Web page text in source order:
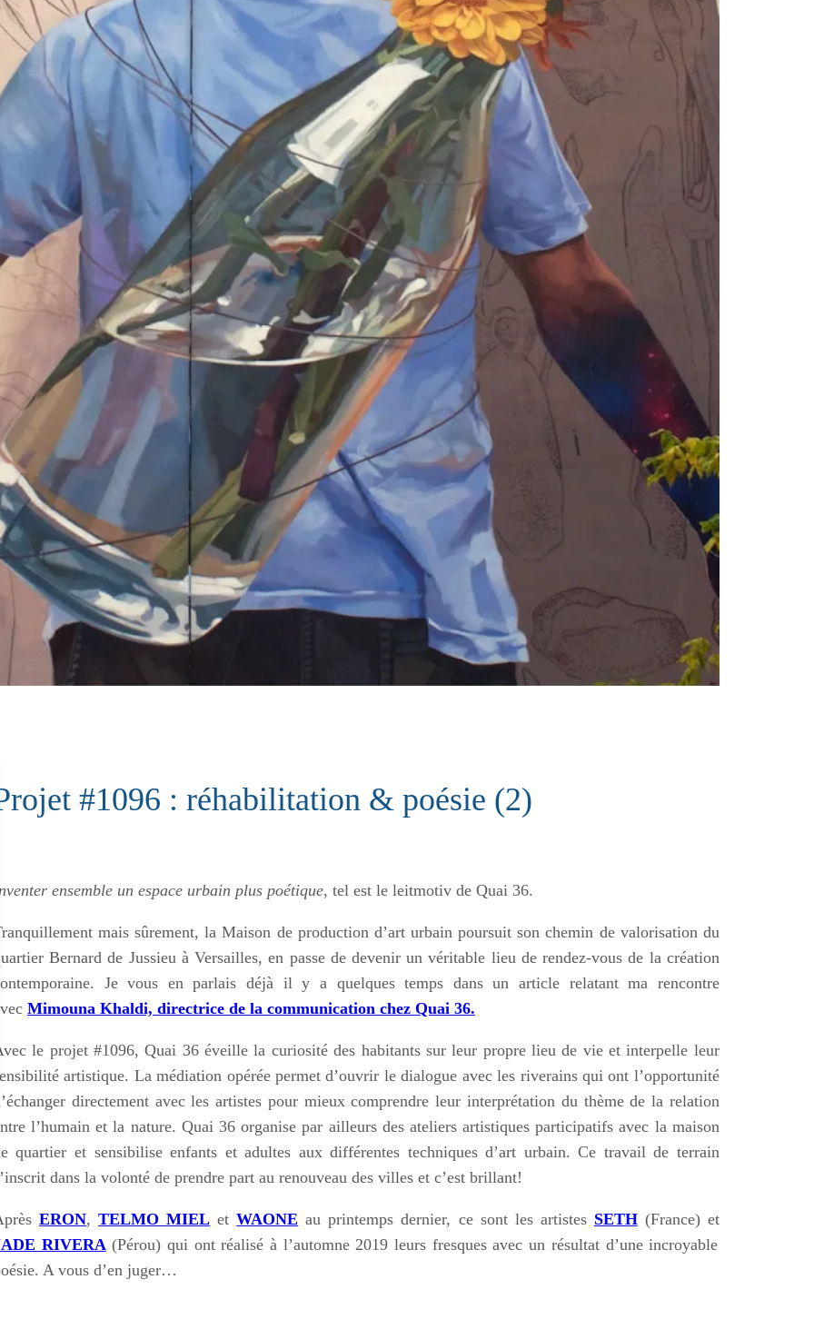
#1096 : réhabilitation & poésie (2)
ensemble un espace urbain plus poétique, tel est le leitmotiv de Quai 36.
mais sûrement, la Maison de production d’art urbain poursuit son chemin de valorisation du
Bernard de Jussieu à Versailles, en passe de devenir un véritable lieu de rendez-vous de la création
Je vous en parlais déjà il y a quelques temps dans un article relatant ma rencontre
Mimouna Khaldi, directrice de la communication chez Quai 36.
le projet #1096, Quai 36 éveille la curiosité des habitants sur leur propre lieu de vie et interpelle leur
artistique. La médiation opérée permet d’ouvrir le dialogue avec les riverains qui ont l’opportunité
directement avec les artistes pour mieux comprendre leur interprétation du thème de la relation
l’humain et la nature. Quai 36 organise par ailleurs des ateliers artistiques participatifs avec la maison
quartier et sensibilise enfants et adultes aux différentes techniques d’art urbain. Ce travail de terrain
dans la volonté de prendre part au renouveau des villes et c’est brillant!
ERON,TELMO MIEL etWAONE au printemps dernier, ce sont les artistes SETH(France) et
RIVERA (Pérou) qui ont réalisé à l’automne 2019 leurs fresques avec un résultat d’une incroyable
A vous d’en juger…